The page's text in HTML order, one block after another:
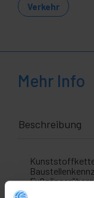
Verkehr
Mehr Info
Beschreibung
Kunststoffkette